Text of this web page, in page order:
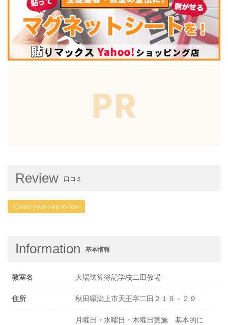
Review 口コミ
Create your own review
Information 基本情報
教室名 大場珠算簿記学校二田教場
住所 秋田県潟上市天王字二田２１９－２９
月曜日・水曜日・木曜日実施 基本的に